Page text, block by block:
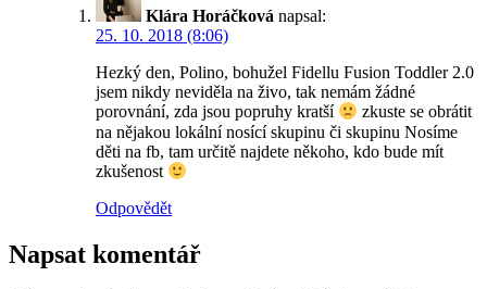
Klára Horáčková napsal:
25. 10. 2018 (8:06)
Hezký den, Polino, bohužel Fidellu Fusion Toddler 2.0
jsem nikdy neviděla na živo, tak nemám žádné
porovnání, zda jsou popruhy kratší
zkuste se obrátit
na nějakou lokální nosící skupinu či skupinu Nosíme
děti na fb, tam určitě najdete někoho, kdo bude mít
zkušenost
Odpovědět
Napsat komentář